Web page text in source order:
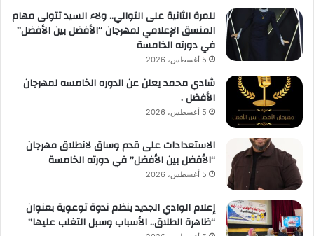
للمرة الثانية على التوالي.. ولاء السيد تتولى مهام
المنسق الإعلامي لمهرجان “الأفضل بين الأفضل”
في دورته الخامسة
5 أغسطس، 2026
شادي محمد يعلن عن الدوره الخامسه لمهرجان
الأفضل .
5 أغسطس، 2026
الاستعدادات على قدم وساق لانطلاق مهرجان
“الأفضل بين الأفضل” في دورته الخامسة
5 أغسطس، 2026
إعلام الوادي الجديد ينظم ندوة توعوية بعنوان
“ظاهرة الطلاق.. الأسباب وسبل التغلب عليها”